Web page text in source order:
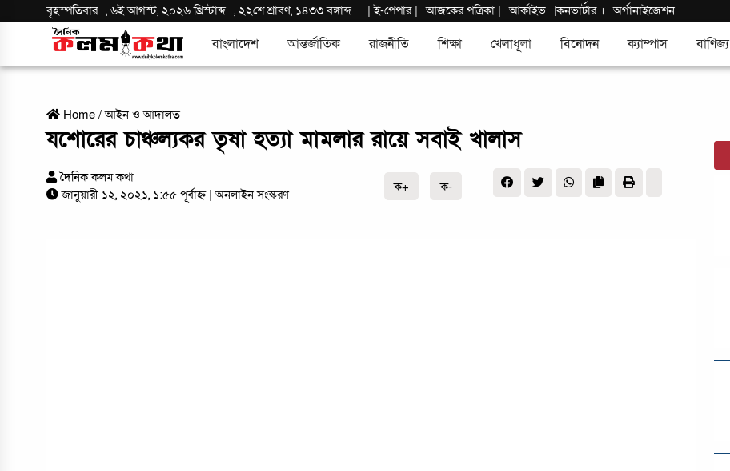
বৃহস্পতিবার ,৬ই আগস্ট, ২০২৬ খ্রিস্টাব্দ ,২২শে শ্রাবণ, ১৪৩৩ বঙ্গাব্দ |ই-পেপার| আজকের পত্রিকা | আর্কাইভ |কনভার্টার । অর্গানাইজেশন
বাংলাদেশ আন্তর্জাতিক রাজনীতি শিক্ষা খেলাধূলা বিনোদন ক্যাম্পাস বাণিজ্য
Home /আইন ও আদালত
যশোরের চাঞ্চল্যকর তৃষা হত্যা মামলার রায়ে সবাই খালাস
দৈনিক কলম কথা
জানুয়ারী ১২, ২০২১, ১:৫৫ পূর্বাহ্ন | অনলাইন সংস্করণ
ক+ ক-